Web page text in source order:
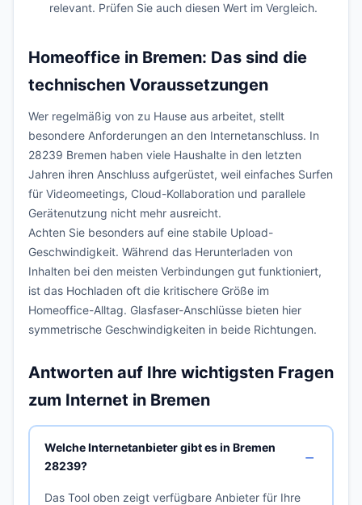
relevant. Prüfen Sie auch diesen Wert im Vergleich.
Homeoffice in Bremen: Das sind die
technischen Voraussetzungen
Wer regelmäßig von zu Hause aus arbeitet, stellt
besondere Anforderungen an den Internetanschluss. In
28239 Bremen haben viele Haushalte in den letzten
Jahren ihren Anschluss aufgerüstet, weil einfaches Surfen
für Videomeetings, Cloud-Kollaboration und parallele
Gerätenutzung nicht mehr ausreicht.
Achten Sie besonders auf eine stabile Upload-
Geschwindigkeit. Während das Herunterladen von
Inhalten bei den meisten Verbindungen gut funktioniert,
ist das Hochladen oft die kritischere Größe im
Homeoffice-Alltag. Glasfaser-Anschlüsse bieten hier
symmetrische Geschwindigkeiten in beide Richtungen.
Antworten auf Ihre wichtigsten Fragen
zum Internet in Bremen
Welche Internetanbieter gibt es in Bremen
28239?
Das Tool oben zeigt verfügbare Anbieter für Ihre